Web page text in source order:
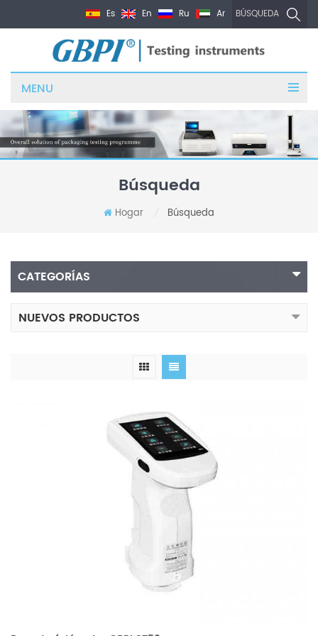
BÚSQUEDA
Es En Ru Ar
MENU
Búsqueda
Hogar Búsqueda
CATEGORÍAS
NUEVOS PRODUCTOS